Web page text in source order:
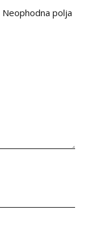
Neophodna polja